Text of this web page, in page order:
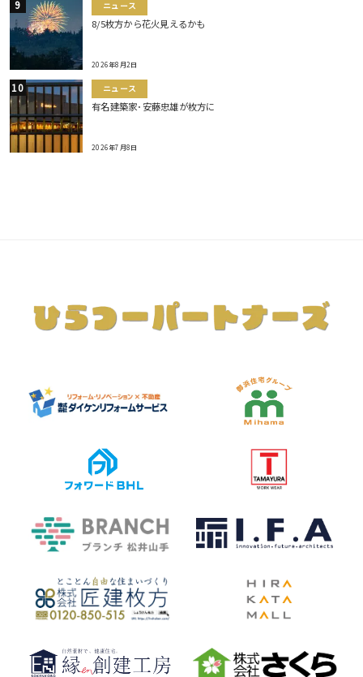
ニュース
8/5枚方から花火見えるかも
2026年8月2日
ニュース
有名建築家･安藤忠雄が枚方に
2026年7月8日